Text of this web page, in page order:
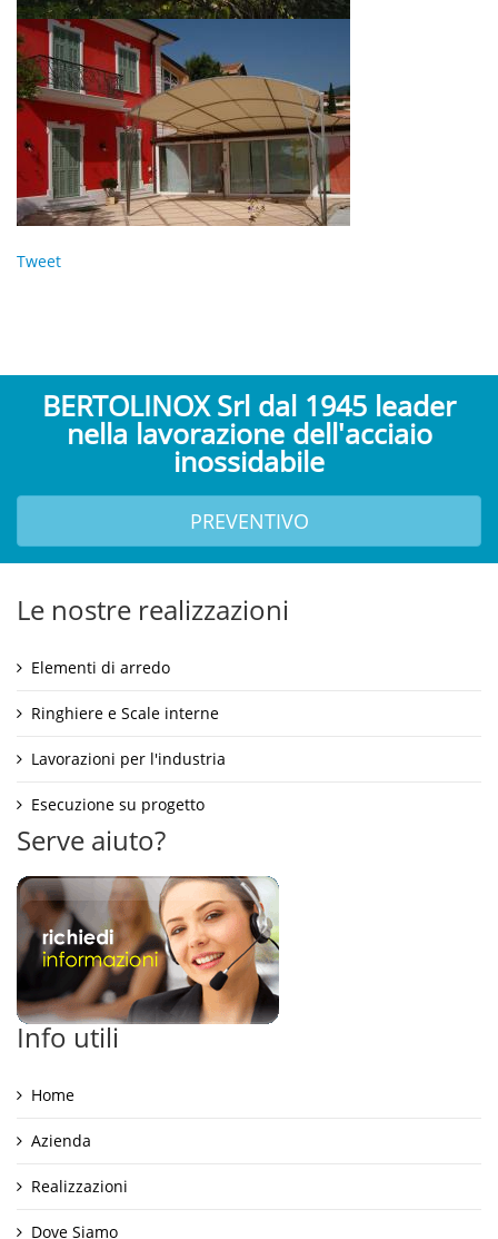
Tweet
BERTOLINOX Srl dal 1945 leader
nella lavorazione dell'acciaio
inossidabile
PREVENTIVO
Le nostre realizzazioni
Elementi di arredo
Ringhiere e Scale interne
Lavorazioni per l'industria
Esecuzione su progetto
Serve aiuto?
Info utili
Home
Azienda
Realizzazioni
Dove Siamo